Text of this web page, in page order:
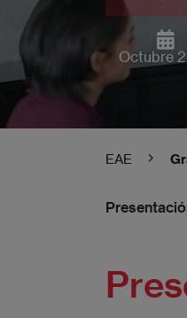
Octubre
EAE